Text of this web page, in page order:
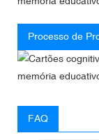
Processo de
FAQ